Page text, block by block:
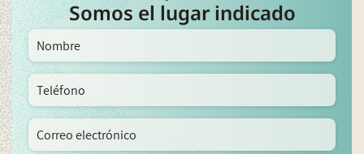
Somos el lugar indicado